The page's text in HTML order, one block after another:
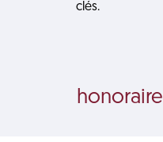
clés.